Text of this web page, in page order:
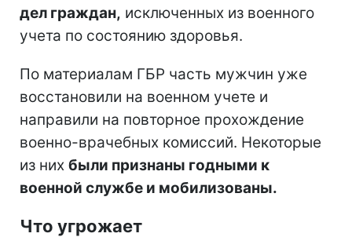
дел граждан, исключенных из военного
учета по состоянию здоровья.
По материалам ГБР часть мужчин уже
восстановили на военном учете и
направили на повторное прохождение
военно-врачебных комиссий. Некоторые
из них были признаны годными к
военной службе и мобилизованы.
Что угрожает